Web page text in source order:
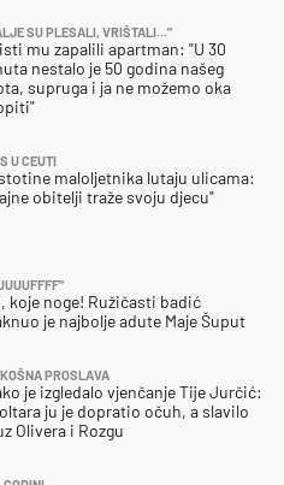
SU PLESALI, VRIŠTALI..."
mu zapalili apartman: "U 30
nestalo je 50 godina našeg
supruga i ja ne možemo oka
U CEUTI
maloljetnika lutaju ulicama:
obitelji traže svoju djecu"
koje noge! Ružičasti badić
je najbolje adute Maje Šuput
PROSLAVA
je izgledalo vjenčanje Tije Jurčić:
ju je dopratio očuh, a slavilo
Olivera i Rozgu